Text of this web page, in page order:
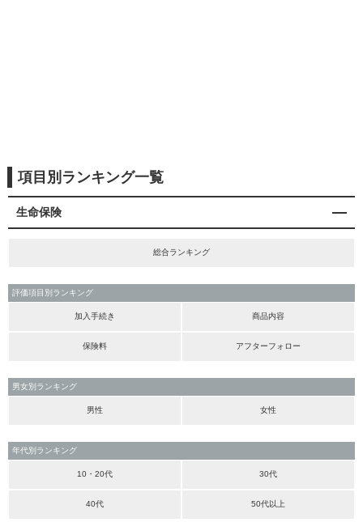
項目別ランキング一覧
生命保険
総合ランキング
評価項目別ランキング
加入手続き 商品内容
保険料 アフターフォロー
男女別ランキング
男性 女性
年代別ランキング
10・20代 30代
40代 50代以上